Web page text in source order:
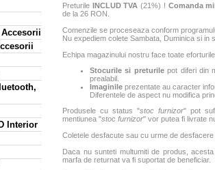
Interior
Preturile INCLUD TVA (21%) ! Comanda
de la 26 RON.
Comenzile se proceseaza conform
Nu expediem colete Sambata, Duminica si in
Echipa magazinului nostru face toate
Stocurile si preturilepot diferi din
prealabil.
Imaginile prezentate au caracter
Diferentele de aspect nu modifica
Produsele cu status "stoc furnizor" pot
mentiunea "stoc furnizor" vor putea fi livrate
Coletele desfacute sau cu urme de
Daca nu sunteti multumiti de produs,
marfa de returnat va fi suportat de beneficiar.